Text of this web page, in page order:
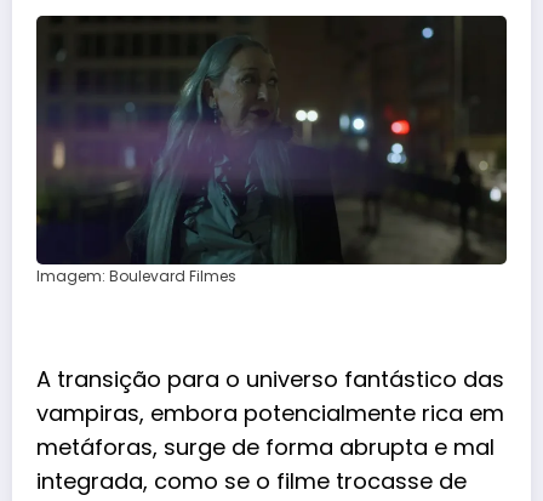
Imagem: Boulevard Filmes
A transição para o universo fantástico das
vampiras, embora potencialmente rica em
metáforas, surge de forma abrupta e mal
integrada, como se o filme trocasse de